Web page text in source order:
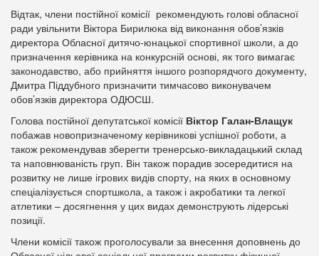
Відтак, члени постійної комісії рекомендують голові обласної
ради увільнити Віктора Бирилюка від виконання обов’язків
директора Обласної дитячо-юнацької спортивної школи, а до
призначення керівника на конкурсній основі, як того вимагає
законодавство, або прийняття іншого розпорядчого документу,
Дмитра Піддубного призначити тимчасово виконувачем
обов’язків директора ОДЮСШ.
Голова постійної депутатської комісії Віктор Галан-Влащук
побажав новопризначеному керівникові успішної роботи, а
також рекомендував зберегти тренерсько-викладацький склад
та наповнюваність груп. Він також порадив зосередитися на
розвитку не лише ігрових видів спорту, на яких в основному
спеціалізується спортшкола, а також і акробатики та легкої
атлетики – досягнення у цих видах демонструють лідерські
позиції.
Члени комісії також проголосували за внесення доповнень до